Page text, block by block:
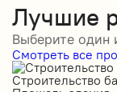
Лучшие
Выберите один
Смотреть все
Строительство